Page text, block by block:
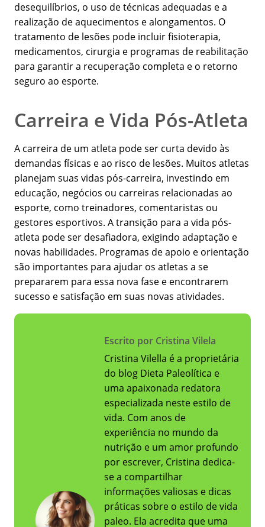
desequilíbrios, o uso de técnicas adequadas e a
realização de aquecimentos e alongamentos. O
tratamento de lesões pode incluir fisioterapia,
medicamentos, cirurgia e programas de reabilitação
para garantir a recuperação completa e o retorno
seguro ao esporte.
Carreira e Vida Pós-Atleta
A carreira de um atleta pode ser curta devido às
demandas físicas e ao risco de lesões. Muitos atletas
planejam suas vidas pós-carreira, investindo em
educação, negócios ou carreiras relacionadas ao
esporte, como treinadores, comentaristas ou
gestores esportivos. A transição para a vida pós-
atleta pode ser desafiadora, exigindo adaptação e
novas habilidades. Programas de apoio e orientação
são importantes para ajudar os atletas a se
prepararem para essa nova fase e encontrarem
sucesso e satisfação em suas novas atividades.
Escrito por Cristina Vilela
Cristina Vilella é a proprietária
do blog Dieta Paleolítica e
uma apaixonada redatora
especializada neste estilo de
vida. Com anos de
experiência no mundo da
nutrição e um amor profundo
por escrever, Cristina dedica-
se a compartilhar
informações valiosas e dicas
práticas sobre o estilo de vida
paleo. Ela acredita que uma